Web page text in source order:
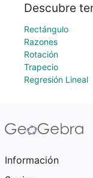
Descubre
Rectángulo
Razones
Rotación
Trapecio
Regresión Lineal
Información